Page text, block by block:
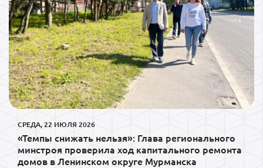
СРЕДА, 22 ИЮЛЯ 2026
«Темпы снижать нельзя»: Глава регионального
минстроя проверила ход капитального ремонта
домов в Ленинском округе Мурманска